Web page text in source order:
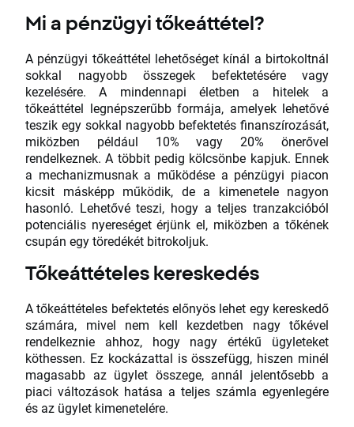
Mi a pénzügyi tőkeáttétel?
A pénzügyi tőkeáttétel lehetőséget kínál a birtokoltnál
sokkal nagyobb összegek befektetésére vagy
kezelésére. A mindennapi életben a hitelek a
tőkeáttétel legnépszerűbb formája, amelyek lehetővé
teszik egy sokkal nagyobb befektetés finanszírozását,
miközben például 10% vagy 20% önerővel
rendelkeznek. A többit pedig kölcsönbe kapjuk. Ennek
a mechanizmusnak a működése a pénzügyi piacon
kicsit másképp működik, de a kimenetele nagyon
hasonló. Lehetővé teszi, hogy a teljes tranzakcióból
potenciális nyereséget érjünk el, miközben a tőkének
csupán egy töredékét bitrokoljuk.
Tőkeáttételes kereskedés
A tőkeáttételes befektetés előnyös lehet egy kereskedő
számára, mivel nem kell kezdetben nagy tőkével
rendelkeznie ahhoz, hogy nagy értékű ügyleteket
köthessen. Ez kockázattal is összefügg, hiszen minél
magasabb az ügylet összege, annál jelentősebb a
piaci változások hatása a teljes számla egyenlegére
és az ügylet kimenetelére.